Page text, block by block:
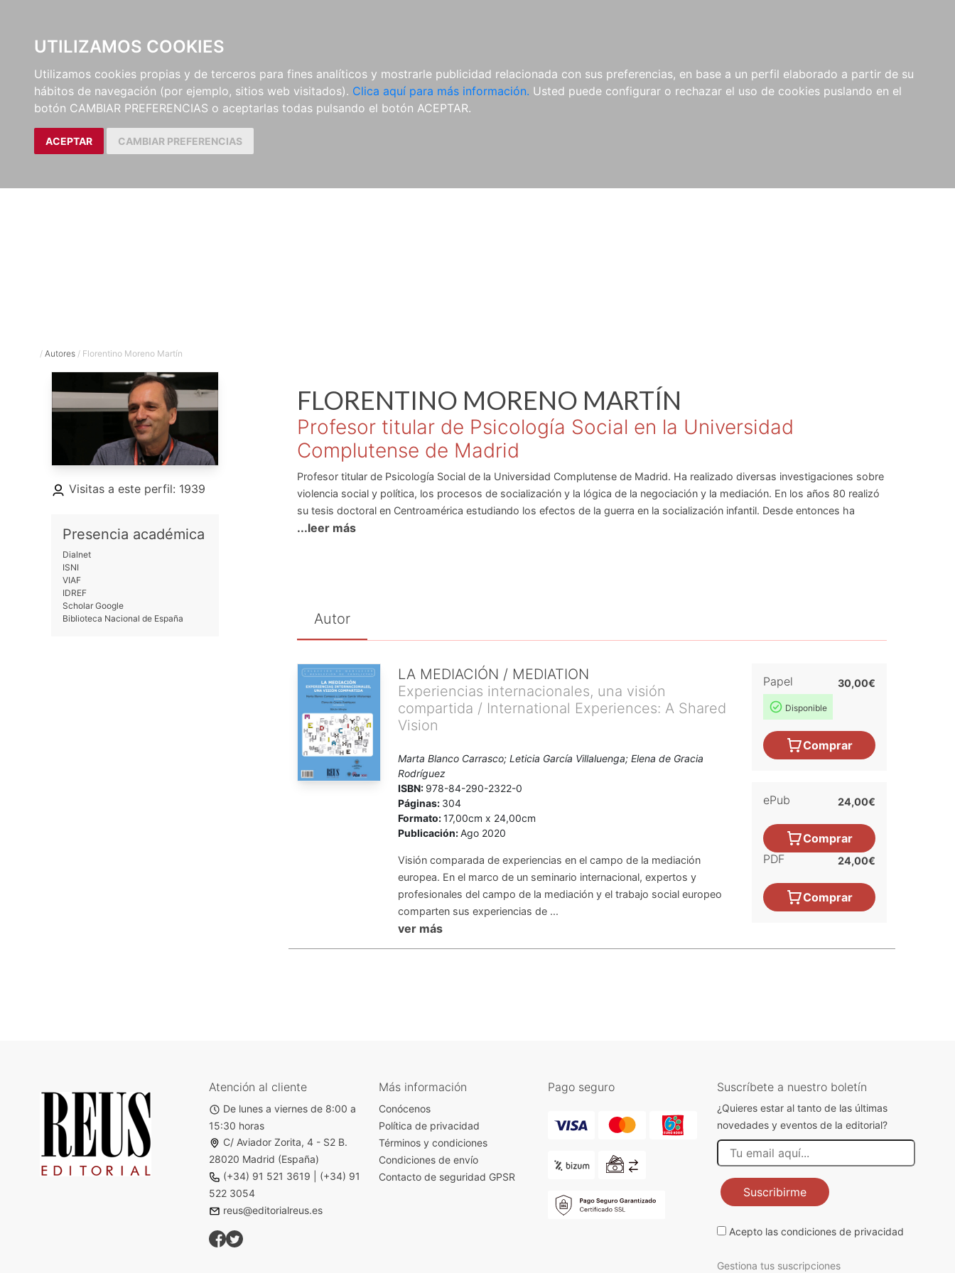
UTILIZAMOS COOKIES
Utilizamos cookies propias y de terceros para fines analíticos y mostrarle publicidad relacionada con sus preferencias, en base a un perfil elaborado a partir de su
hábitos de navegación (por ejemplo, sitios web visitados). Clica aquí para más información. Usted puede configurar o rechazar el uso de cookies puslando en el
botón CAMBIAR PREFERENCIAS o aceptarlas todas pulsando el botón ACEPTAR.
ACEPTAR CAMBIAR PREFERENCIAS
EDITORIAL E-BOOKS
LibrosAutoresColecciones
/ Autores / Florentino Moreno Martín
Visitas a este perfil: 1939
Presencia académica
Dialnet
ISNI
VIAF
IDREF
Scholar Google
Biblioteca Nacional de España
FLORENTINO MORENO MARTÍN
Profesor titular de Psicología Social en la Universidad
Complutense de Madrid
Profesor titular de Psicología Social de la Universidad Complutense de Madrid. Ha realizado diversas investigaciones sobre
violencia social y política, los procesos de socialización y la lógica de la negociación y la mediación. En los años 80 realizó
su tesis doctoral en Centroamérica estudiando los efectos de la guerra en la socialización infantil. Desde entonces ha
participado en diversos proyectos y programas de intervención relacionados con víctimas de la violencia en España, en
...leer más
Autor
LA MEDIACIÓN / MEDIATION
Experiencias internacionales, una visión
compartida / International Experiences: A Shared
Vision
Marta Blanco Carrasco; Leticia García Villaluenga; Elena de Gracia
Rodríguez
ISBN: 978-84-290-2322-0
Páginas: 304
Formato:17,00cm x 24,00cm
Publicación:Ago 2020
Visión comparada de experiencias en el campo de la mediación
europea. En el marco de un seminario internacional, expertos y
profesionales del campo de la mediación y el trabajo social europeo
comparten sus experiencias de ...
ver más
Papel
Disponible
30,00€
Comprar
ePub 24,00€
Comprar
PDF
24,00€
Comprar
Atención al cliente
De lunes a viernes de 8:00 a
15:30 horas
C/ Aviador Zorita, 4 - S2 B.
28020 Madrid (España)
(+34) 91 521 3619
(+34) 91
522 3054
reus@editorialreus.es
Más información
Conócenos
Política de privacidad
Términos y condiciones
Condiciones de envío
Contacto de seguridad GPSR
Pago seguro Suscríbete a nuestro boletín
¿Quieres estar al tanto de las últimas
novedades y eventos de la editorial?
Suscribirme
Acepto las condiciones de privacidad
Gestiona tus suscripciones